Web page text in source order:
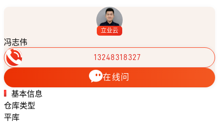
立业云
冯志伟
13248318327
在线问
基本信息
仓库类型
平库